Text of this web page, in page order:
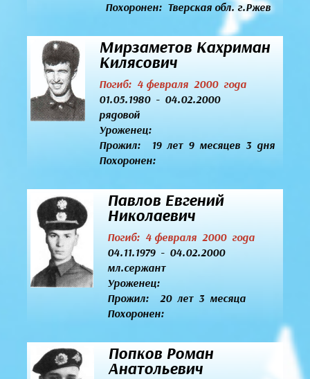
Похоронен: Тверская обл. г.Ржев
Мирзаметов Кахриман
Килясович
Погиб: 4 февраля 2000 года
01.05.1980 - 04.02.2000
рядовой
Уроженец:
Прожил: 19 лет 9 месяцев 3 дня
Похоронен:
Павлов Евгений
Николаевич
Погиб: 4 февраля 2000 года
04.11.1979 - 04.02.2000
мл.сержант
Уроженец:
Прожил: 20 лет 3 месяца
Похоронен:
Попков Роман
Анатольевич